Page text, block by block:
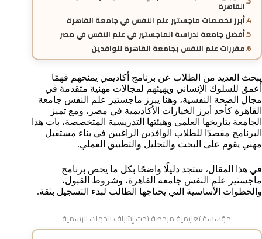
القاهرة
أبرز تخصصات ماجستير علم النفس في جامعة القاهرة
أفضل جامعة لدراسة الماجستير في علم النفس في مصر
مقررات علم النفس بجامعة القاهرة للوافدين
نظام دراسة ماجستير علم النفس في جامعة القاهرة
للوافدين
تكاليف دراسة ماجستير علم النفس في جامعة القاهرة
هل يمكن دراسة ماجستير علم النفس عن بعد في جامعة
القاهرة؟
مدة دراسة ماجستير علم النفس في جامعة القاهرة
مواعيد التقديم على ماجستير علم النفس في جامعة
القاهرة
خطوات التسجيل في ماجستير علم النفس بجامعة القاهرة
هل شهادة ماجستير علم النفس من جامعة القاهرة معترف
بها دوليًا
الأسئلة الشائعة حول دراسة ماجستير علم النفس في
جامعة القاهرة
يبحث العديد من الطلاب عن برنامج أكاديمي يمنحهم فهمًا
أعمق للسلوك الإنساني ويهيئهم لمجالات مهنية متقدمة في
مجال الصحة النفسية، وهنا يبرز ماجستير علم النفس جامعة
القاهرة كأحد أبرز الخيارات الأكاديمية في مصر، ومع تميز
الجامعة بتاريخها العلمي وهيئتها التدريسية المتخصصة، بات هذا
البرنامج مقصدًا للطلاب الوافدين الراغبين في بناء مستقبل
مهني يقوم على البحث والتحليل والتطبيق العملي.
في هذا المقال، ستجد دليلًا واضحًا بكل ما يخص برنامج
ماجستير علم النفس جامعة القاهرة، وشروط القبول،
والخطوات الأساسية التي يحتاجها الطالب لبدء التسجيل بثقة.
مؤسسة تعليمية مرخصة تحت إشراف الجهات الرسمية